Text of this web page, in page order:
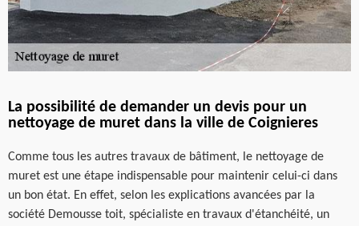
La possibilité de demander un devis pour un
nettoyage de muret dans la ville de Coignieres
Comme tous les autres travaux de bâtiment, le nettoyage de
muret est une étape indispensable pour maintenir celui-ci dans
un bon état. En effet, selon les explications avancées par la
société Demousse toit, spécialiste en travaux d'étanchéité, un